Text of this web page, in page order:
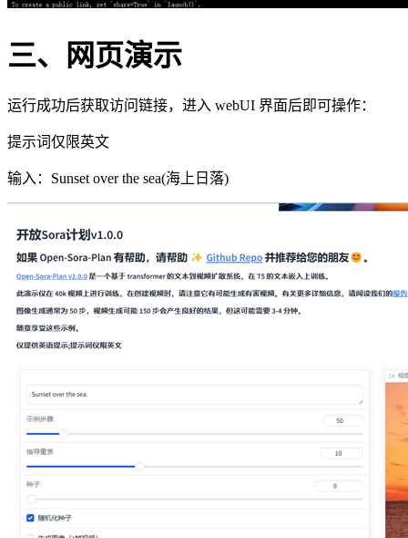
三、网页演示
运行成功后获取访问链接，进入 webUI 界面后即可操作：
提示词仅限英文
输入：Sunset over the sea(海上日落)